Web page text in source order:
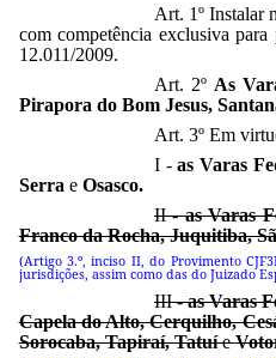
Art. 1º Instalar
com competência exclusiva
12.011/2009.
Art. 2º As
Pirapora do Bom Jesus,
Art. 3º Em
I -as Varas
Serra e Osasco.
II -as Varas
Franco da Rocha, Juquitiba,
(Artigo 3.º, inciso II, do Provimento
jurisdições, assim como das do Juizado
III -as Varas
Capela do Alto, Cerquilho,
Sorocaba, Tapiraí, Tatuíe